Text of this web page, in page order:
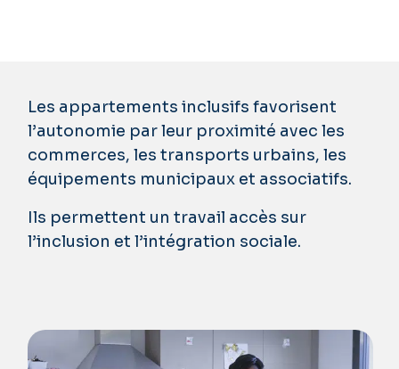
Les appartements inclusifs favorisent
l’autonomie par leur proximité avec les
commerces, les transports urbains, les
équipements municipaux et associatifs.
Ils permettent un travail accès sur
l’inclusion et l’intégration sociale.